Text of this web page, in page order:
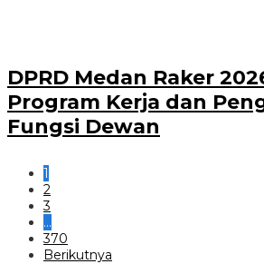
DPRD Medan Raker
Program Kerja dan
Fungsi Dewan
1
2
3
…
370
Berikutnya